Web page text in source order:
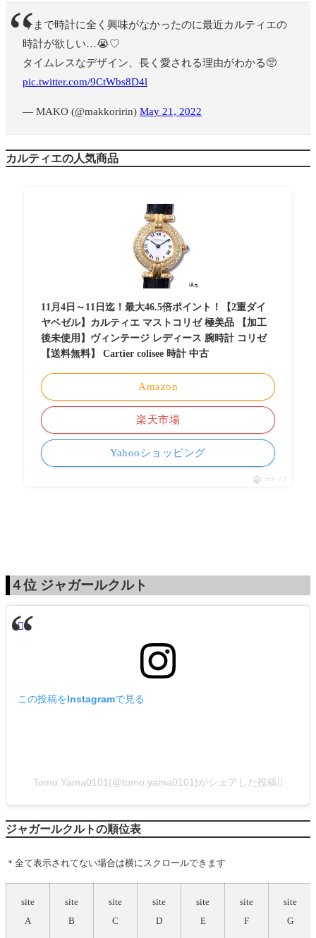
今まで時計に全く興味がなかったのに最近カルティエの
時計が欲しい…😭♡
タイムレスなデザイン、長く愛される理由がわかる🥺
pic.twitter.com/9CtWbs8D4l
— MAKO (@makkoririn) May 21, 2022
カルティエの人気商品
11月4日～11日迄！最大46.5倍ポイント！【2重ダイ
ヤベゼル】カルティエ マストコリゼ 極美品 【加工
後未使用】ヴィンテージ レディース 腕時計 コリゼ
【送料無料】 Cartier colisee 時計 中古
Amazon
楽天市場
Yahooショッピング
ポチップ
４位 ジャガールクルト
この投稿をInstagramで見る
Tomo.Yama0101(@tomo.yama0101)がシェアした投稿
ジャガールクルトの順位表
＊全て表示されてない場合は横にスクロールできます
site
A
site
B
site
C
site
D
site
E
site
F
site
G